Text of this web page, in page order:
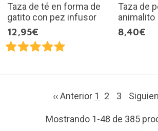
Taza de té en forma de
gatito con pez infusor
12,95€
Taza de
animalito
8,40€
‹‹ Anterior 1 2 3
Mostrando 1-48 de 385